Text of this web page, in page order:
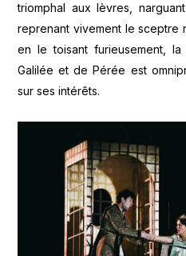
triomphal aux lèvres,
reprenant vivement le sceptre
en le toisant furieusement,
Galilée et de Pérée est
sur ses intérêts.